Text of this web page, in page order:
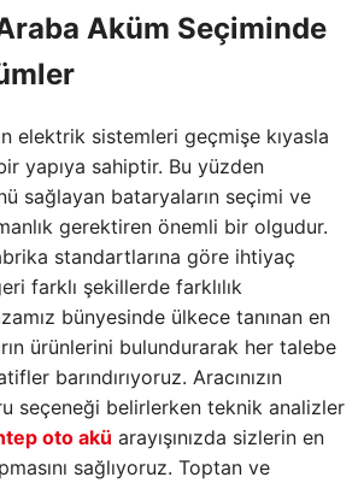
Aküm Seçiminde
elektrik sistemleri geçmişe kıyasla
yapıya sahiptir. Bu yüzden
sağlayan bataryaların seçimi ve
gerektiren önemli bir olgudur.
standartlarına göre ihtiyaç
farklı şekillerde farklılık
bünyesinde ülkece tanınan en
ürünlerini bulundurarak her talebe
barındırıyoruz. Aracınızın
seçeneği belirlerken teknik analizler
oto akü arayışınızda sizlerin en
sağlıyoruz. Toptan ve